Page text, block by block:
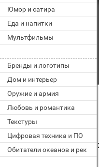
Юмор и сатира
Еда и напитки
Мультфильмы
Бренды и логотипы
Дом и интерьер
Оружие и армия
Любовь и романтика
Текстуры
Цифровая техника и ПО
Обитатели океанов и рек